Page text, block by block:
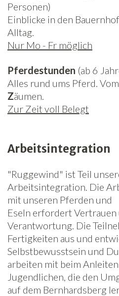
Personen)
Einblicke in den
Alltag.
Nur Mo - Fr möglich
Pferdestunden (ab 6
Alles rund ums Pferd. Vom
Zäumen.
Zur Zeit voll Belegt
Arbeitsintegration
"Ruggewind" ist Teil
Arbeitsintegration. Die
mit unseren Pferden und
Eseln erfordert Vertrauen
Verantwortung. Die
Fertigkeiten aus und
Selbstbewusstsein und
arbeiten mit beim
Jugendlichen, die den
auf dem Bernhardsberg